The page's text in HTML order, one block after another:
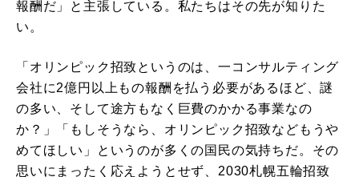
報酬だ」と主張している。私たちはその先が知りた
い。
「オリンピック招致というのは、一コンサルティング
会社に2億円以上もの報酬を払う必要があるほど、謎
の多い、そして途方もなく巨費のかかる事業なの
か？」「もしそうなら、オリンピック招致などもうや
めてほしい」というのが多くの国民の気持ちだ。その
思いにまったく応えようとせず、2030札幌五輪招致